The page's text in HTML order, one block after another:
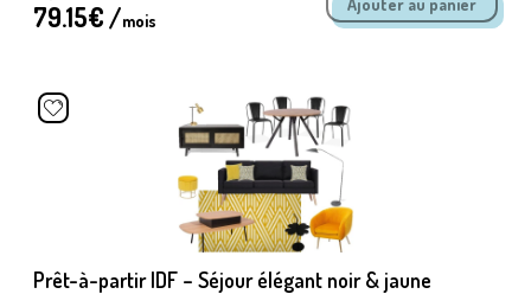
79.15€ /mois
Prêt-à-partir IDF – Séjour élégant noir & jaune